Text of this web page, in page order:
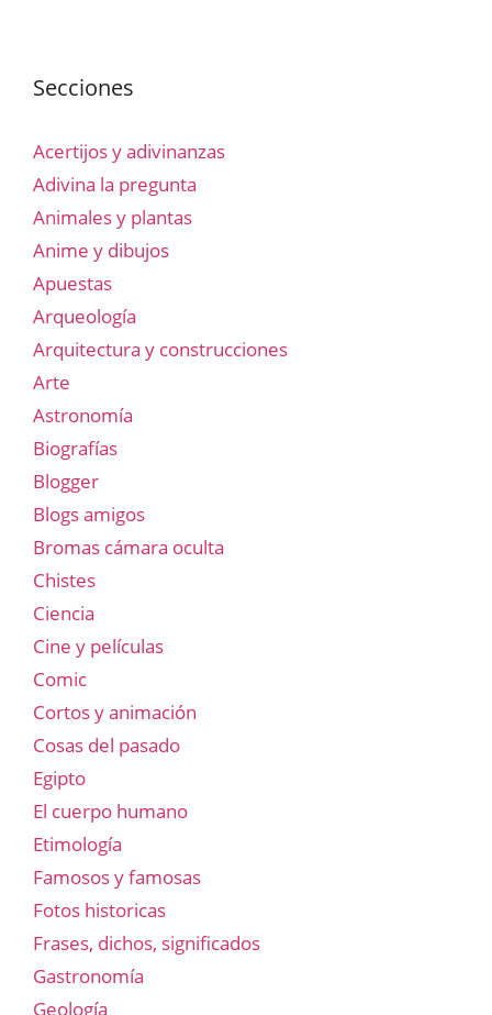
Secciones
Acertijos y adivinanzas
Adivina la pregunta
Animales y plantas
Anime y dibujos
Apuestas
Arqueología
Arquitectura y construcciones
Arte
Astronomía
Biografías
Blogger
Blogs amigos
Bromas cámara oculta
Chistes
Ciencia
Cine y películas
Comic
Cortos y animación
Cosas del pasado
Egipto
El cuerpo humano
Etimología
Famosos y famosas
Fotos historicas
Frases, dichos, significados
Gastronomía
Geología